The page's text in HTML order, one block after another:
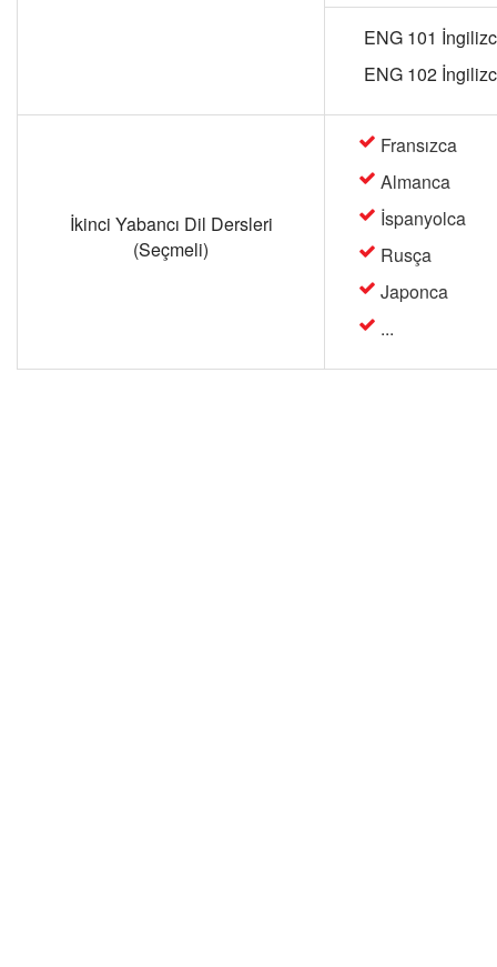
ENG 101
ENG 102
İkinci Yabancı Dil Dersleri
(Seçmeli)
Fransızca
Almanca
İspanyolca
Rusça
Japonca
...